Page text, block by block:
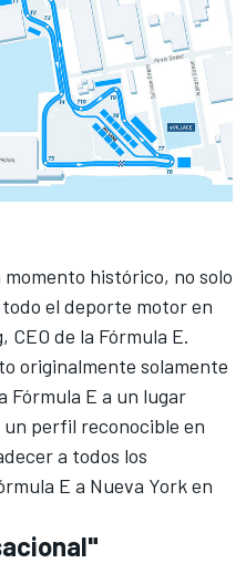
histórico, no solo
el deporte motor en
CEO de la Fórmula E.
originalmente solamente
Fórmula E a un lugar
perfil reconocible en
a todos los
E a Nueva York en